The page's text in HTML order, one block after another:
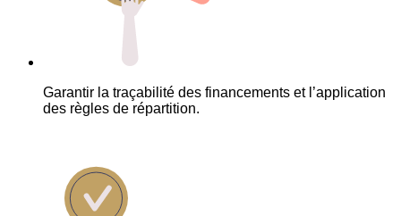
Garantir la traçabilité des financements et l’application
des règles de répartition.